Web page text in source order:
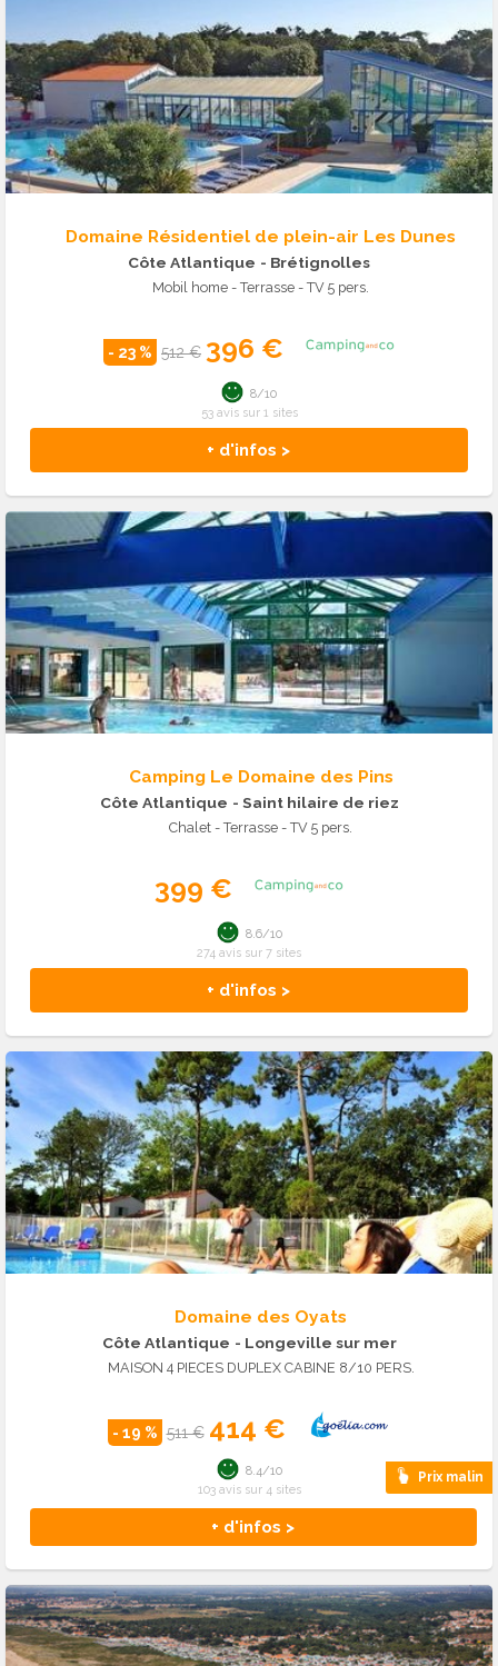
Domaine Résidentiel de plein-air Les Dunes
Côte Atlantique - Brétignolles
Mobil home - Terrasse - TV 5 pers.
- 23 % 512 € 396 €
+ d'infos >
8/10
53 avis sur 1 sites
Camping Le Domaine des Pins
Côte Atlantique - Saint hilaire de riez
Chalet - Terrasse - TV 5 pers.
399 €
+ d'infos >
8.6/10
274 avis sur 7 sites
Domaine des Oyats
Côte Atlantique - Longeville sur mer
MAISON 4 PIECES DUPLEX CABINE 8/10 PERS.
- 19 % 511 € 414 €
Prix malin
+ d'infos >
8.4/10
103 avis sur 4 sites